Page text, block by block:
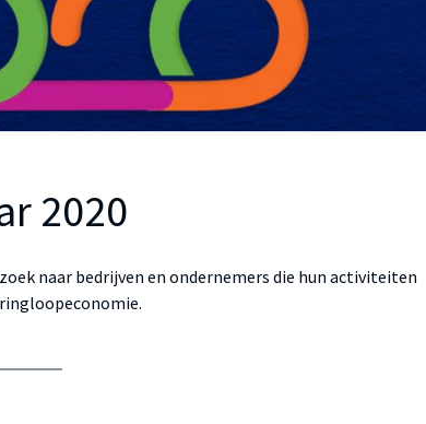
2020
naar bedrijven en ondernemers die hun activiteiten